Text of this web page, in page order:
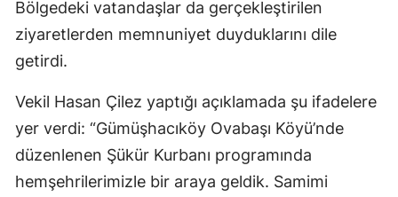
Bölgedeki vatandaşlar da gerçekleştirilen
ziyaretlerden memnuniyet duyduklarını dile
getirdi.
Vekil Hasan Çilez yaptığı açıklamada şu ifadelere
yer verdi: “Gümüşhacıköy Ovabaşı Köyü’nde
düzenlenen Şükür Kurbanı programında
hemşehrilerimizle bir araya geldik. Samimi